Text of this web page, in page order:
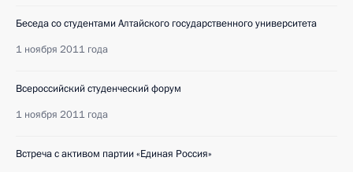
Беседа со студентами Алтайского государственного университета
1 ноября 2011 года
Всероссийский студенческий форум
1 ноября 2011 года
Встреча с активом партии «Единая Россия»